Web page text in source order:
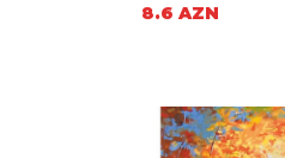
8.6 AZN